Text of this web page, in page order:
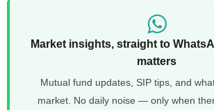
Market insights, straight to
matters
Mutual fund updates, SIP tips, and
market. No daily noise — only when